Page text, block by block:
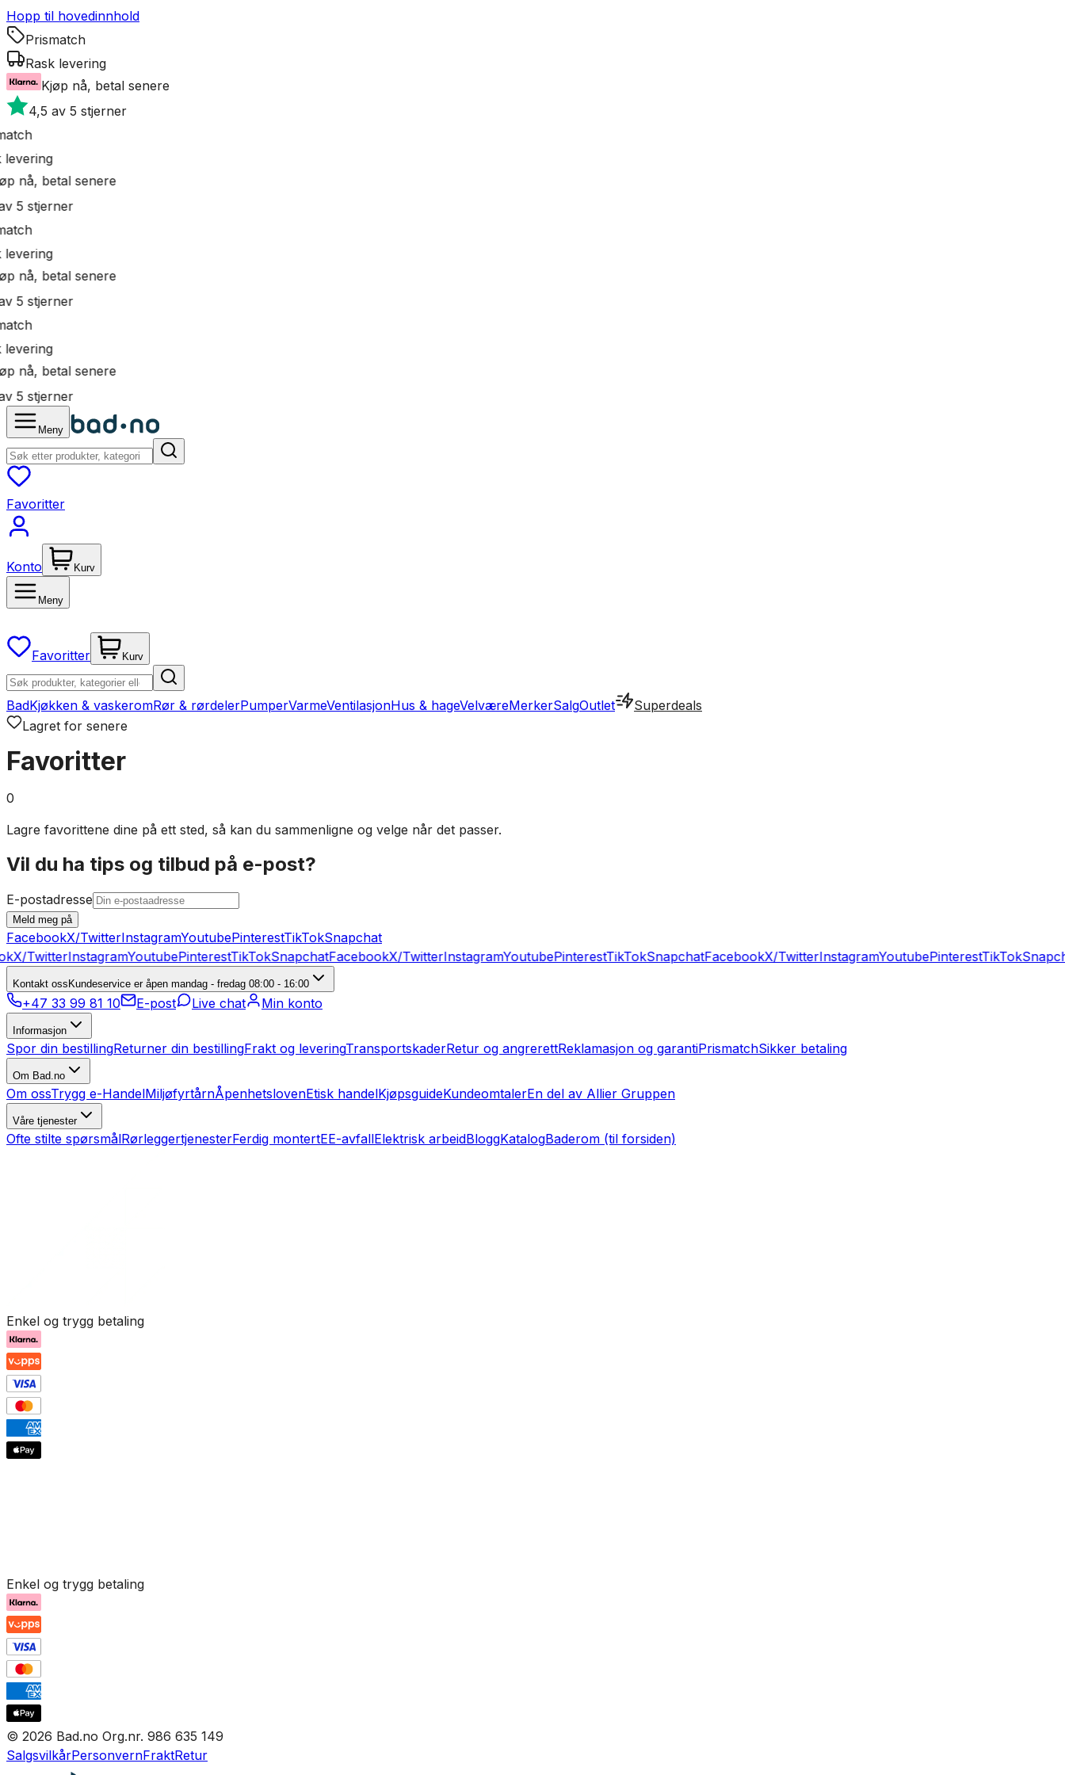
Hopp til hovedinnhold
Prismatch
Rask levering
Kjøp nå, betal senere
4,5 av 5 stjerner
nå, betal senere
5 stjerner
nå, betal senere
5 stjerner
nå, betal senere
5 stjerner
Meny
Favoritter
Konto Kurv
Meny
Favoritter Kurv
BadKjøkken & vaskeromRør & rørdelerPumperVarmeVentilasjonHus & hageVelværeMerkerSalgOutlet
Superdeals
Lagret for senere
Favoritter
0
Lagre favorittene dine på ett sted, så kan du sammenligne og velge når det passer.
Vil du ha tips og tilbud på e-post?
E-postadresse
Meld meg på
FacebookX/TwitterInstagramYoutubePinterestTikTokSnapchat
X/TwitterInstagramYoutubePinterestTikTokSnapchatFacebookX/TwitterInstagramYoutubePinterestTikTokSnapchatFacebookX/TwitterInstagramYoutubePinterestTikTok
Kontakt ossKundeservice er åpen mandag - fredag 08:00 - 16:00
+47 33 99 81 10 E-post Live chat Min konto
Informasjon
Spor din bestillingReturner din bestillingFrakt og leveringTransportskaderRetur og angrerettReklamasjon og garantiPrismatchSikker betaling
Om Bad.no
Om ossTrygg e-HandelMiljøfyrtårnÅpenhetslovenEtisk handelKjøpsguideKundeomtalerEn del av Allier Gruppen
Våre tjenester
Ofte stilte spørsmålRørleggertjenesterFerdig montertEE-avfallElektrisk arbeidBloggKatalogBaderom (til forsiden)
Enkel og trygg betaling
Enkel og trygg betaling
© 2026 Bad.no Org.nr. 986 635 149
SalgsvilkårPersonvernFraktRetur